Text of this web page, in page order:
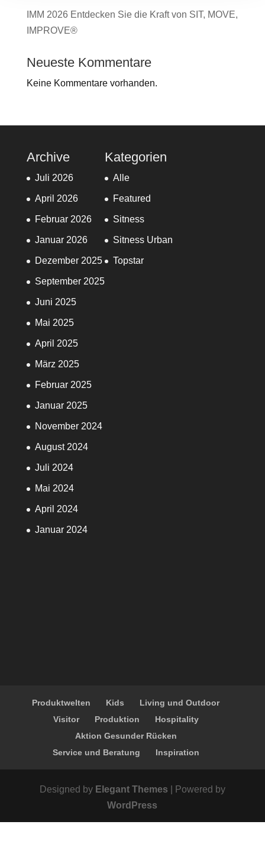
IMM 2026 Entdecken Sie die Kraft von SIT, MOVE,
IMPROVE®
Neueste Kommentare
Keine Kommentare vorhanden.
Archive
Juli 2026
April 2026
Februar 2026
Januar 2026
Dezember 2025
September 2025
Juni 2025
Mai 2025
April 2025
März 2025
Februar 2025
Januar 2025
November 2024
August 2024
Juli 2024
Mai 2024
April 2024
Januar 2024
Kategorien
Alle
Featured
Sitness
Sitness Urban
Topstar
Produktwelten Kids
Living und Outdoor
Visitor
Produktion
Hospitality
Aktion Gesunder Rücken
Service und Beratung
Inspiration
Designed by Elegant Themes | Powered by
WordPress